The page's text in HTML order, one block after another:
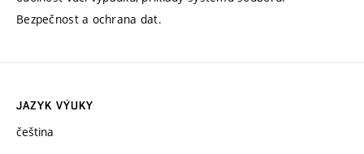
Bezpečnost a ochrana dat.
JAZYK VÝUKY
čeština